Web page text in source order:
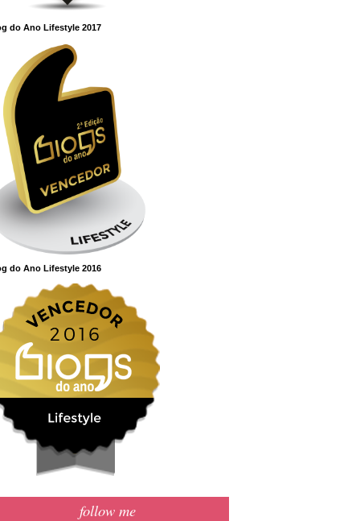
do Ano Lifestyle 2017
do Ano Lifestyle 2016
follow me